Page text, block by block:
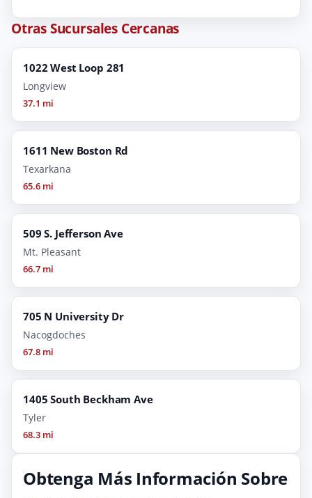
Otras Sucursales Cercanas
1022 West Loop 281
Longview
37.1 mi
1611 New Boston Rd
Texarkana
65.6 mi
509 S. Jefferson Ave
Mt. Pleasant
66.7 mi
705 N University Dr
Nacogdoches
67.8 mi
1405 South Beckham Ave
Tyler
68.3 mi
Obtenga Más Información Sobre